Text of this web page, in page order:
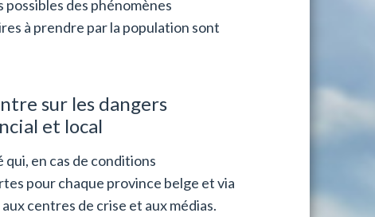
des phénomènes
à prendre par la population sont
sur les dangers
et local
en cas de conditions
pour chaque province belge et via
centres de crise et aux médias.